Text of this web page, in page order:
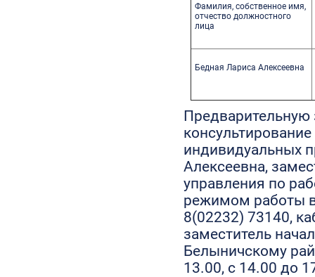
Фамилия, собственное имя,
отчество должностного
лица
Бедная Лариса Алексеевна
Предварительную
индивидуальных
Алексеевна,
управления по
режимом работы в
8(02232) 73140,
заместитель
Белыничскому
13.00, с 14.00 до